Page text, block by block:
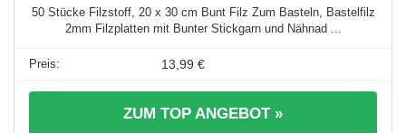
50 Stücke Filzstoff, 20 x 30 cm Bunt Filz Zum Basteln, Bastelfilz
2mm Filzplatten mit Bunter Stickgarn und Nähnad ...
13,99 €
ZUM TOP ANGEBOT »